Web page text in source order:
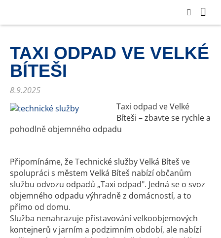
TAXI ODPAD VE VELKÉ
BÍTEŠI
8.9.2025
Taxi odpad ve Velké
Bíteši – zbavte se rychle a
pohodlně objemného odpadu
Připomínáme, že Technické služby Velká Bíteš ve
spolupráci s městem Velká Bíteš nabízí občanům
službu odvozu odpadů „Taxi odpad". Jedná se o svoz
objemného odpadu výhradně z domácností, a to
přímo od domu.
Služba nenahrazuje přistavování velkoobjemových
kontejnerů v jarním a podzimním období, ale nabízí